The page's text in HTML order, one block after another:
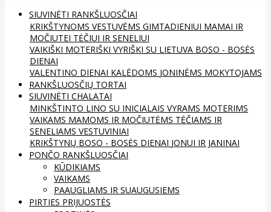
SIUVINĖTI RANKŠLUOSČIAI
KRIKŠTYNOMS VESTUVĖMS GIMTADIENIUI MAMAI IR
MOČIUTEI TĖČIUI IR SENELIUI
VAIKIŠKI MOTERIŠKI VYRIŠKI SU LIETUVA BOSO - BOSĖS
DIENAI
VALENTINO DIENAI KALĖDOMS JONINĖMS MOKYTOJAMS
RANKŠLUOSČIŲ TORTAI
SIUVINĖTI CHALATAI
MINKŠTINTO LINO SU INICIALAIS VYRAMS MOTERIMS
VAIKAMS MAMOMS IR MOČIUTĖMS TĖČIAMS IR
SENELIAMS VESTUVINIAI
KRIKŠTYNŲ BOSO - BOSĖS DIENAI JONUI IR JANINAI
PONČO RANKŠLUOSČIAI
KŪDIKIAMS
VAIKAMS
PAAUGLIAMS IR SUAUGUSIEMS
PIRTIES PRIJUOSTĖS